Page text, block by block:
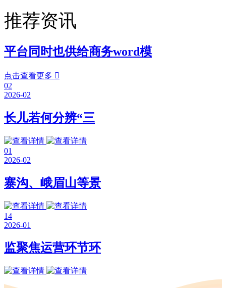
推荐资讯
平台同时也供给商务word模
点击查看更多 
02
2026-02
长儿若何分辨“三
01
2026-02
寨沟、峨眉山等景
14
2026-01
监聚焦运营环节环